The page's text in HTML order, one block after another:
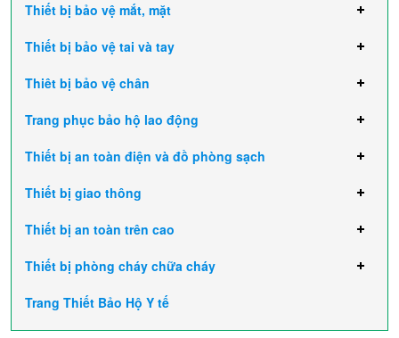
Thiết bị bảo vệ mắt, mặt
Thiết bị bảo vệ tai và tay
Thiêt bị bảo vệ chân
Trang phục bảo hộ lao động
Thiết bị an toàn điện và đồ phòng sạch
Thiết bị giao thông
Thiết bị an toàn trên cao
Thiết bị phòng cháy chữa cháy
Trang Thiết Bảo Hộ Y tế